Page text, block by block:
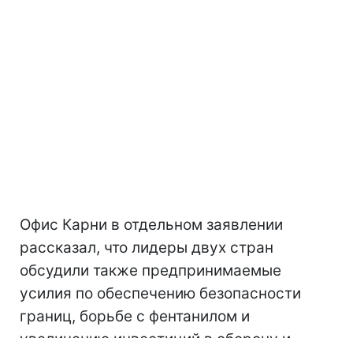
Офис Карни в отдельном заявлении
рассказал, что лидеры двух стран
обсудили также предпринимаемые
усилия по обеспечению безопасности
границ, борьбе с фентанилом и